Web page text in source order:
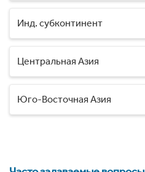
Инд. субконтинент
Центральная Азия
Юго-Восточная Азия